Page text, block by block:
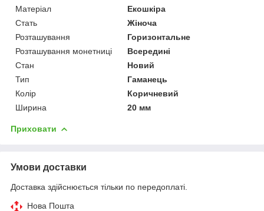
Матеріал
Екошкіра
Стать
Жіноча
Розташування
Горизонтальне
Розташування монетниці
Всередині
Стан
Новий
Тип
Гаманець
Колір
Коричневий
Ширина
20 мм
Приховати
Умови доставки
Доставка здійснюється тільки по передоплаті.
Нова Пошта